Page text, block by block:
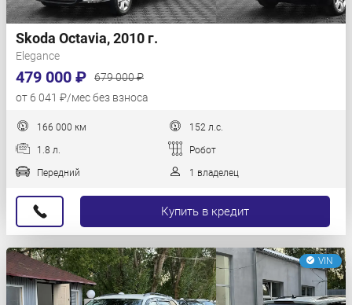
Skoda Octavia, 2010 г.
Elegance
479 000 ₽
679 000 ₽
от 6 041 ₽/мес без взноса
166 000 км 152 л.с.
1.8 л. Робот
Передний 1 владелец
Купить в кредит
VIN